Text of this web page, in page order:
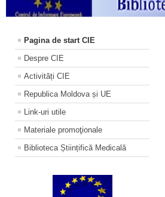
Pagina de start CIE
Despre CIE
Activități CIE
Republica Moldova și UE
Link-uri utile
Materiale promoţionale
Biblioteca Științifică Medicală